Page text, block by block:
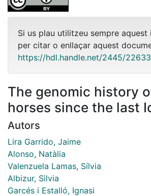
Si us plau utilitzeu sempre
per citar o enllaçar aquest
https://hdl.handle.net/2445/
The genomic history
horses since the last
Autors
Lira Garrido, Jaime
Alonso, Natàlia
Valenzuela Lamas, Sílvia
Albizur, Silvia
Garcés i Estalló, Ignasi